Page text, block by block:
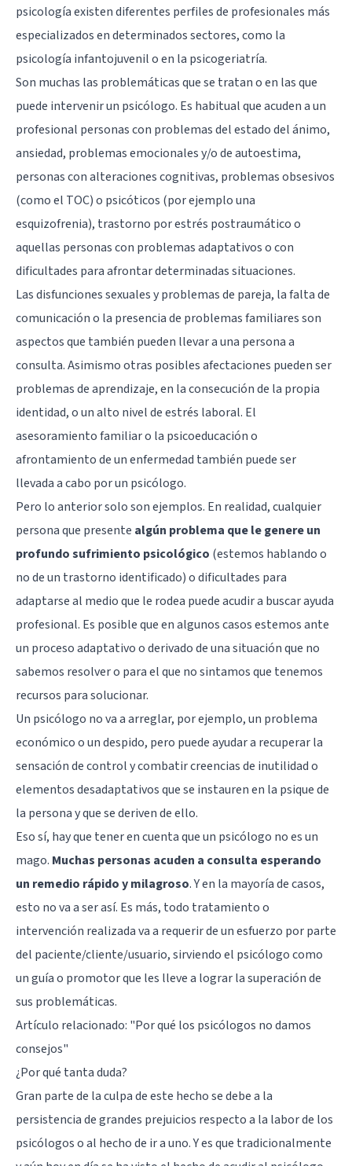
psicología existen diferentes perfiles de profesionales más
especializados en determinados sectores, como la
psicología infantojuvenil o en la psicogeriatría.
Son muchas las problemáticas que se tratan o en las que
puede intervenir un psicólogo. Es habitual que acuden a un
profesional personas con problemas del estado del ánimo,
ansiedad, problemas emocionales y/o de autoestima,
personas con alteraciones cognitivas, problemas obsesivos
(como el TOC) o psicóticos (por ejemplo una
esquizofrenia), trastorno por estrés postraumático o
aquellas personas con problemas adaptativos o con
dificultades para afrontar determinadas situaciones.
Las disfunciones sexuales y problemas de pareja, la falta de
comunicación o la presencia de problemas familiares son
aspectos que también pueden llevar a una persona a
consulta. Asimismo otras posibles afectaciones pueden ser
problemas de aprendizaje, en la consecución de la propia
identidad, o un alto nivel de estrés laboral. El
asesoramiento familiar o la psicoeducacióno
afrontamiento de un enfermedad también puede ser
llevada a cabo por un psicólogo.
Pero lo anterior solo son ejemplos. En realidad, cualquier
persona que presente algún problema que le genere un
profundo sufrimiento psicológico (estemos hablando o
no de un trastorno identificado) o dificultades para
adaptarse al medio que le rodea puede acudir a buscar ayuda
profesional. Es posible que en algunos casos estemos ante
un proceso adaptativo o derivado de una situación que no
sabemos resolver o para el que no sintamos que tenemos
recursos para solucionar.
Un psicólogo no va a arreglar, por ejemplo, un problema
económico o un despido, pero puede ayudar a recuperar la
sensación de control y combatir creencias de inutilidad o
elementos desadaptativos que se instauren en la psique de
la persona y que se deriven de ello.
Eso sí, hay que tener en cuenta que un psicólogo no es un
mago. Muchas personas acuden a consulta esperando
un remedio rápido y milagroso. Y en la mayoría de casos,
esto no va a ser así. Es más, todo tratamiento o
intervención realizada va a requerir de un esfuerzo por parte
del paciente/cliente/usuario, sirviendo el psicólogo como
un guía o promotor que les lleve a lograr la superación de
sus problemáticas.
Artículo relacionado: "Por qué los psicólogos no damos
consejos"
¿Por qué tanta duda?
Gran parte de la culpa de este hecho se debe a la
persistencia de grandes prejuicios respecto a la labor de los
psicólogos o al hecho de ir a uno. Y es que tradicionalmente